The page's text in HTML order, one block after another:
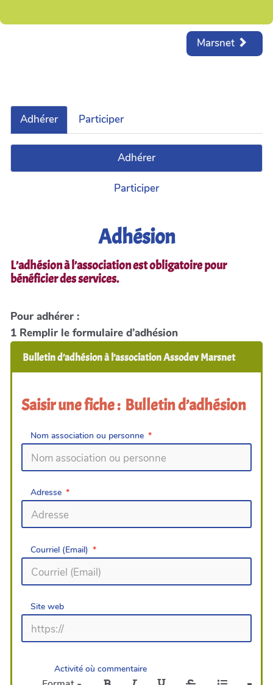
Marsnet
Adhérer Participer
Adhérer
Participer
Adhésion
L’adhésion à l’association est obligatoire pour
bénéficier des services.
Pour adhérer :
1 Remplir le formulaire d’adhésion
Bulletin d’adhésion à l’association Assodev Marsnet
Saisir une fiche : Bulletin d’adhésion
Nom association ou personne
Adresse
Courriel (Email)
Site web
Activité où commentaire